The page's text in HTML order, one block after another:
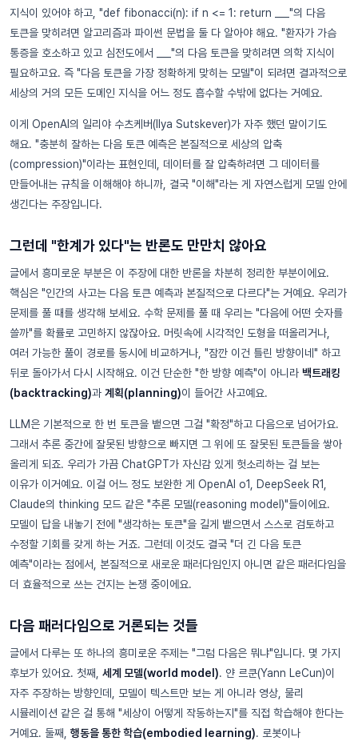
지식이 있어야 하고, "def fibonacci(n): if n <= 1: return ___"의 다음
토큰을 맞히려면 알고리즘과 파이썬 문법을 둘 다 알아야 해요. "환자가 가슴
통증을 호소하고 있고 심전도에서 ___"의 다음 토큰을 맞히려면 의학 지식이
필요하고요. 즉 "다음 토큰을 가장 정확하게 맞히는 모델"이 되려면 결과적으로
세상의 거의 모든 도메인 지식을 어느 정도 흡수할 수밖에 없다는 거예요.
이게 OpenAI의 일리야 수츠케버(Ilya Sutskever)가 자주 했던 말이기도
해요. "충분히 잘하는 다음 토큰 예측은 본질적으로 세상의 압축
(compression)"이라는 표현인데, 데이터를 잘 압축하려면 그 데이터를
만들어내는 규칙을 이해해야 하니까, 결국 "이해"라는 게 자연스럽게 모델 안에
생긴다는 주장입니다.
그런데 "한계가 있다"는 반론도 만만치 않아요
글에서 흥미로운 부분은 이 주장에 대한 반론을 차분히 정리한 부분이에요.
핵심은 "인간의 사고는 다음 토큰 예측과 본질적으로 다르다"는 거예요. 우리가
문제를 풀 때를 생각해 보세요. 수학 문제를 풀 때 우리는 "다음에 어떤 숫자를
쓸까"를 확률로 고민하지 않잖아요. 머릿속에 시각적인 도형을 떠올리거나,
여러 가능한 풀이 경로를 동시에 비교하거나, "잠깐 이건 틀린 방향이네" 하고
뒤로 돌아가서 다시 시작해요. 이건 단순한 "한 방향 예측"이 아니라 백트래킹
(backtracking)과 계획(planning)이 들어간 사고예요.
LLM은 기본적으로 한 번 토큰을 뱉으면 그걸 "확정"하고 다음으로 넘어가요.
그래서 추론 중간에 잘못된 방향으로 빠지면 그 위에 또 잘못된 토큰들을 쌓아
올리게 되죠. 우리가 가끔 ChatGPT가 자신감 있게 헛소리하는 걸 보는
이유가 이거예요. 이걸 어느 정도 보완한 게 OpenAI o1, DeepSeek R1,
Claude의 thinking 모드 같은 "추론 모델(reasoning model)"들이에요.
모델이 답을 내놓기 전에 "생각하는 토큰"을 길게 뱉으면서 스스로 검토하고
수정할 기회를 갖게 하는 거죠. 그런데 이것도 결국 "더 긴 다음 토큰
예측"이라는 점에서, 본질적으로 새로운 패러다임인지 아니면 같은 패러다임을
더 효율적으로 쓰는 건지는 논쟁 중이에요.
다음 패러다임으로 거론되는 것들
글에서 다루는 또 하나의 흥미로운 주제는 "그럼 다음은 뭐냐"입니다. 몇 가지
후보가 있어요. 첫째, 세계 모델(world model). 얀 르쿤(Yann LeCun)이
자주 주장하는 방향인데, 모델이 텍스트만 보는 게 아니라 영상, 물리
시뮬레이션 같은 걸 통해 "세상이 어떻게 작동하는지"를 직접 학습해야 한다는
거예요. 둘째, 행동을 통한 학습(embodied learning). 로봇이나